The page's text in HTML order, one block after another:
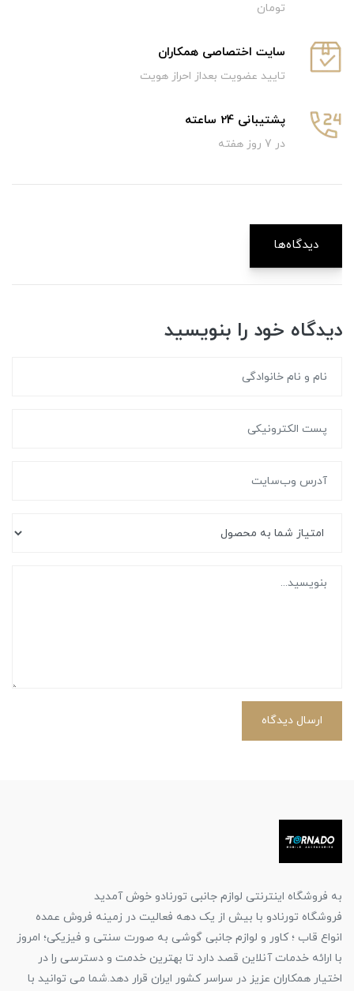
تومان
سایت اختصاصی همکاران
تایید عضویت بعداز احراز هویت
پشتیبانی 24 ساعته
در 7 روز هفته
دیدگاه‌ها
دیدگاه خود را بنویسید
ارسال دیدگاه
به فروشگاه اینترنتی لوازم جانبی تورنادو خوش آمدید
فروشگاه تورنادو با بیش از یک دهه فعالیت در زمینه فروش عمده
انواع قاب ؛ کاور و لوازم جانبی گوشی به صورت سنتی و فیزیکی؛ امروز
با ارائه خدمات آنلاین قصد دارد تا بهترین خدمت و دسترسی را در
اختیار همکاران عزیز در سراسر کشور ایران قرار دهد.شما می توانید با